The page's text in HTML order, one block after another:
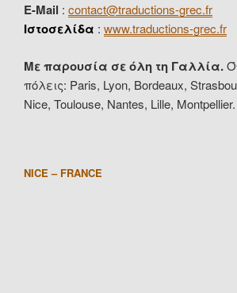
E-Mail : contact@traductions-grec.fr
Ιστοσελίδα : www.traductions-grec.fr
Με παρουσία σε όλη τη Γαλλία.
πόλεις: Paris, Lyon, Bordeaux,
Nice, Toulouse, Nantes, Lille, Montpellier.
NICE – FRANCE